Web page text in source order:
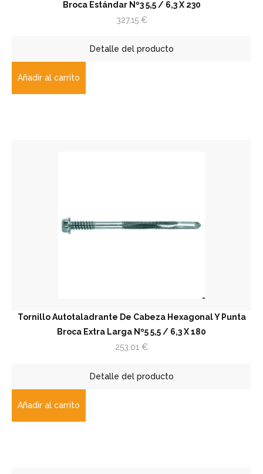
Broca Estándar Nº3 5,5 / 6,3 X 230
327,15 €
Detalle del producto
Añadir al carrito
Tornillo Autotaladrante De Cabeza Hexagonal Y Punta
Broca Extra Larga Nº5 5,5 / 6,3 X 180
253,01 €
Detalle del producto
Añadir al carrito